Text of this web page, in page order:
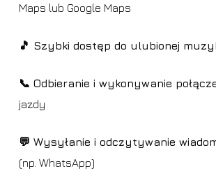
Maps lub Google Maps
🎵 Szybki dostęp do ulubionej
📞 Odbieranie i wykonywanie
jazdy
💬 Wysyłanie i odczytywanie
(np. WhatsApp)